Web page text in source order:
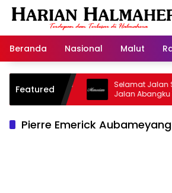
Langsung
Beranda
Nasional Malut
Featured
Warisan
Selamat Jalan Sang
Jalan Abangku
Pierre Emerick Aubameyang